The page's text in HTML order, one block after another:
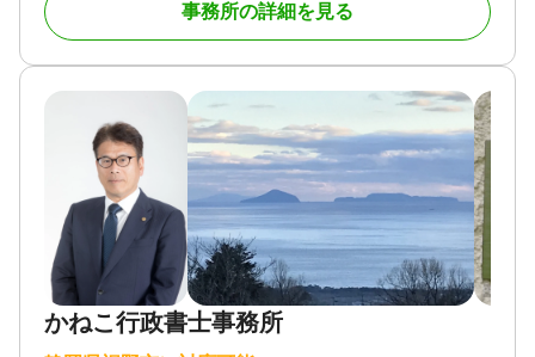
遺産分割協議の代理から調停・審判まで、豊富な経
験を持つ弁護士がトータルでサポートいたします。
護士が間に入り、早期解決を目指します。
相続放棄、遺留分侵害額請求、遺言無効など、あら
ゆる相続問題に幅広く対応可能です。
依頼者さまに寄り添い、できる限りご希望に沿った
解決を目指します。相続でお困りの際は、どうぞお
気軽にご相談ください。
【2】相続に関する複雑な手続きをワンストップで
━━━━━━━━━━━━━━━━━━━
事務所の詳細を見る
かねこ行政書士事務所